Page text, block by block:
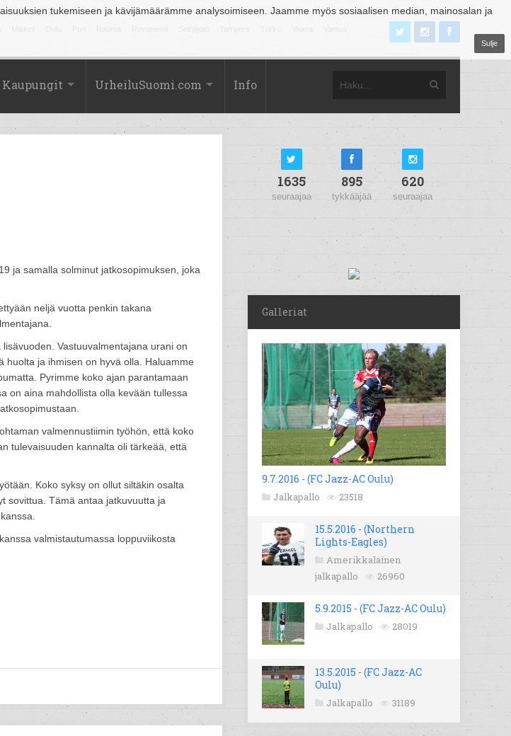
tukemiseen ja kävijämäärämme analysoimiseen. Jaamme myös sosiaalisen median, mainosalan ja
Sulje
Kaupungit UrheiluSuomi.com Info
ja samalla solminut jatkosopimuksen, joka
neljä vuotta penkin takana
Vastuuvalmentajana urani on
huolta ja ihmisen on hyvä olla. Haluamme
Pyrimme koko ajan parantamaan
on aina mahdollista olla kevään tullessa
valmennustiimin työhön, että koko
tulevaisuuden kannalta oli tärkeää, että
Koko syksy on ollut siltäkin osalta
sovittua. Tämä antaa jatkuvuutta ja
valmistautumassa loppuviikosta
1635
seuraajaa
895
tykkääjää
620
seuraajaa
Galleriat
9.7.2016 - (FC Jazz-AC Oulu)
Jalkapallo 23518
15.5.2016 - (Northern
Lights-Eagles)
Amerikkalainen
jalkapallo
26960
5.9.2015 - (FC Jazz-AC Oulu)
Jalkapallo 28019
13.5.2015 - (FC Jazz-AC
Oulu)
Jalkapallo 31189